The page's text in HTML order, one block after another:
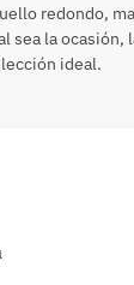
redondo,
sea la ocasión,
ideal.